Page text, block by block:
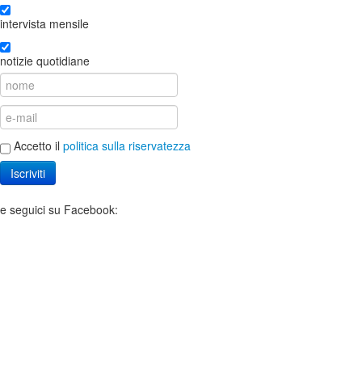
intervista mensile
notizie quotidiane
Accetto il politica sulla riservatezza
Iscriviti
e seguici su Facebook: